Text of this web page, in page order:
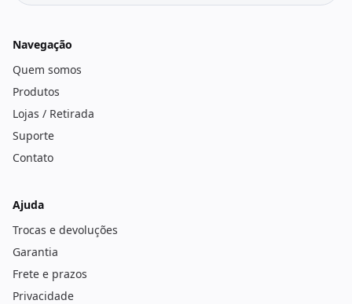
Navegação
Quem somos
Produtos
Lojas / Retirada
Suporte
Contato
Ajuda
Trocas e devoluções
Garantia
Frete e prazos
Privacidade